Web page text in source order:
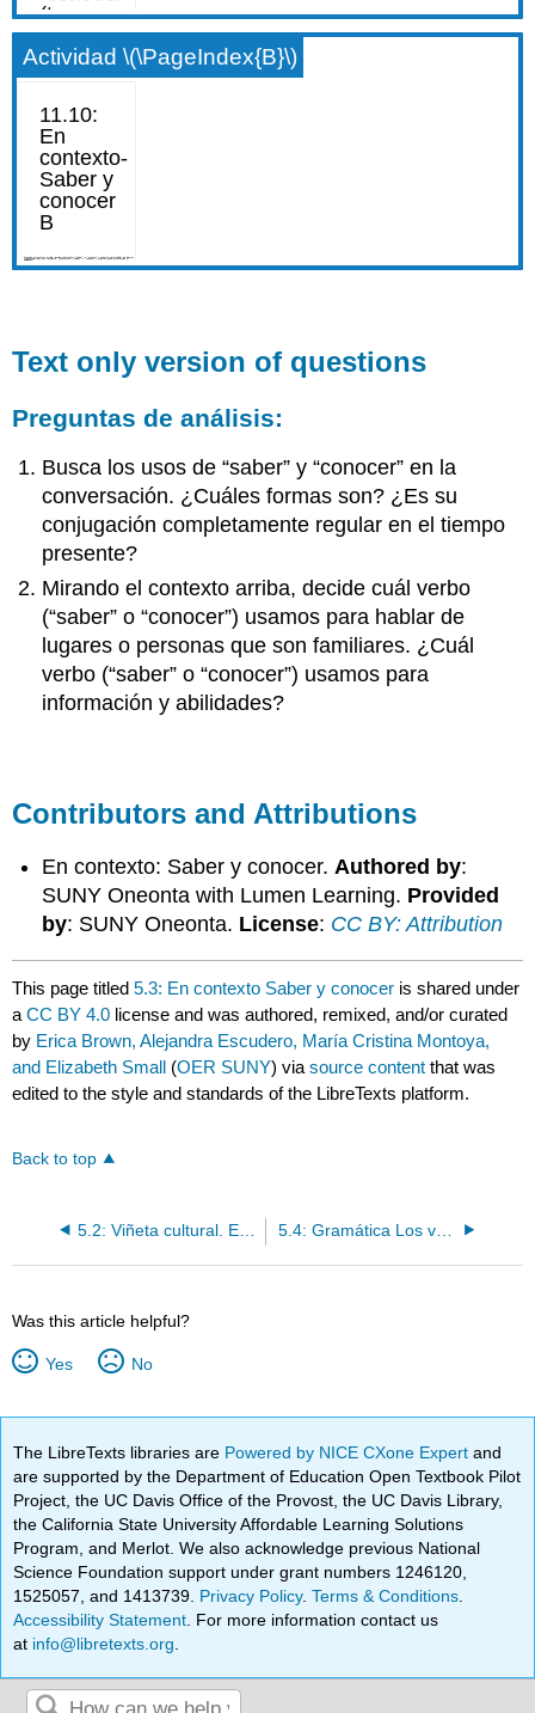
Actividad \(\PageIndex{B}\)
Text only version of questions
Preguntas de análisis:
Busca los usos de “saber” y “conocer” en la
conversación. ¿Cuáles formas son? ¿Es su
conjugación completamente regular en el tiempo
presente?
Mirando el contexto arriba, decide cuál verbo
(“saber” o “conocer”) usamos para hablar de
lugares o personas que son familiares. ¿Cuál
verbo (“saber” o “conocer”) usamos para
información y abilidades?
Contributors and Attributions
En contexto: Saber y conocer. Authored by:
SUNY Oneonta with Lumen Learning. Provided
by: SUNY Oneonta. License: CC BY: Attribution
This page titled5.3: En contexto Saber y conocer is shared under
aCC BY 4.0 license and was authored, remixed, and/or curated
by Erica Brown, Alejandra Escudero, María Cristina Montoya,
and Elizabeth Small (OER SUNY) viasource content that was
edited to the style and standards of the LibreTexts platform.
Back to top
5.2: Viñeta cultural. El fútbol y el dominó 5.4: Gramática Los verbos saber y conocer
Was this article helpful?
Yes No
The LibreTexts libraries are Powered by NICE CXone Expertand
are supported by the Department of Education Open Textbook Pilot
Project, the UC Davis Office of the Provost, the UC Davis Library,
the California State University Affordable Learning Solutions
Program, and Merlot. We also acknowledge previous National
Science Foundation support under grant numbers 1246120,
1525057, and 1413739. Privacy Policy.Terms & Conditions
Accessibility Statement . For more information contact us
at info@libretexts.org